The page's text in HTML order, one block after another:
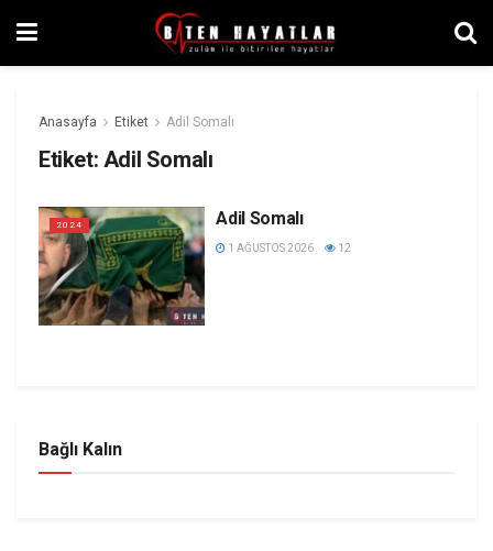
Anasayfa Etiket Adil Somalı
Etiket: Adil Somalı
2024 Adil Somalı
1 AĞUSTOS 2026 12
Bağlı Kalın